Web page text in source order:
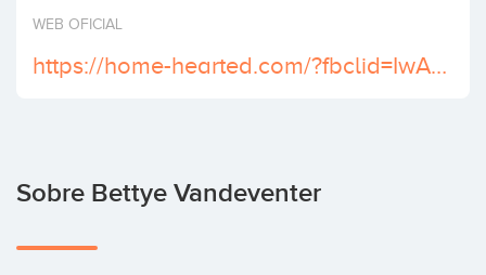
Invertir
WEB OFICIAL
https://home-hearted.com/?fbclid=IwAR1eK3uWJdbHb-IA8JRFC1e-aQ7Fvg4JcR7aR_lZjhjj4nutyPI7AP63im8
Sobre Bettye Vandeventer